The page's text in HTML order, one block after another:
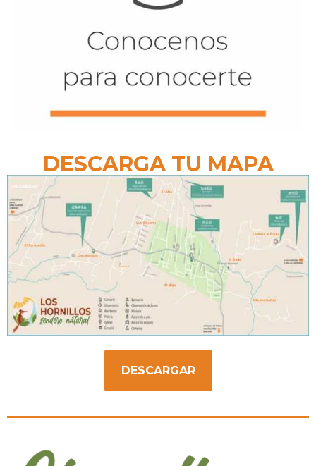
DESCARGA TU MAPA
DESCARGAR